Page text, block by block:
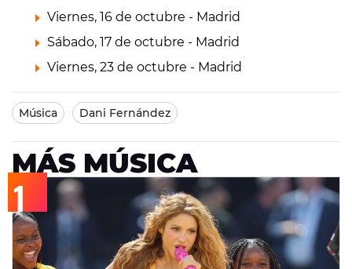
Viernes, 16 de octubre - Madrid
Sábado, 17 de octubre - Madrid
Viernes, 23 de octubre - Madrid
Música Dani Fernández
MÁS MÚSICA